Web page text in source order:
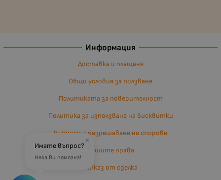
Информация
Доставка и плащане
Общи условия за ползване
Политиката за поверителност
Политика за използване на бисквитки
Въпроси и разрешаване на спорове
Вашите права
Отказ от сделка
×
Имате въпрос?
Нека Ви помогна!